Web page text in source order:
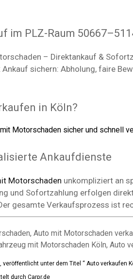
im PLZ-Raum
– Direktankauf &
sichern: Abholung, faire
in Köln?
Motorschaden sicher und schnell
Ankaufdienste
Motorschaden unkompliziert an
und Sofortzahlung erfolgen
gesamte Verkaufsprozess ist
Auto mit Motorschaden
mit Motorschaden Köln, Auto
unter dem Titel “ Auto verkaufen
durch Carpr.de